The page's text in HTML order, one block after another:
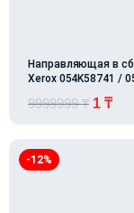
Направляющая в
Xerox 054K58741 /
9999999₸ 1 ₸
-12%